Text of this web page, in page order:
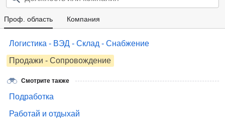
Проф. область Компания
Логистика - ВЭД - Склад - Снабжение
Продажи - Сопровождение
Смотрите также
Подработка
Работай и отдыхай